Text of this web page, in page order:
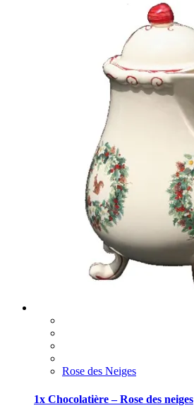
Rose des Neiges
1x Chocolatière – Rose des neiges